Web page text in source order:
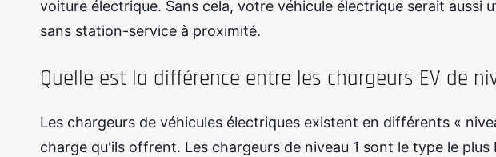
voiture électrique. Sans cela, votre véhicule électrique serait aussi
sans station-service à proximité.
Quelle est la différence entre les chargeurs EV de
Les chargeurs de véhicules électriques existent en différents «
charge qu'ils offrent. Les chargeurs de niveau 1 sont le type le